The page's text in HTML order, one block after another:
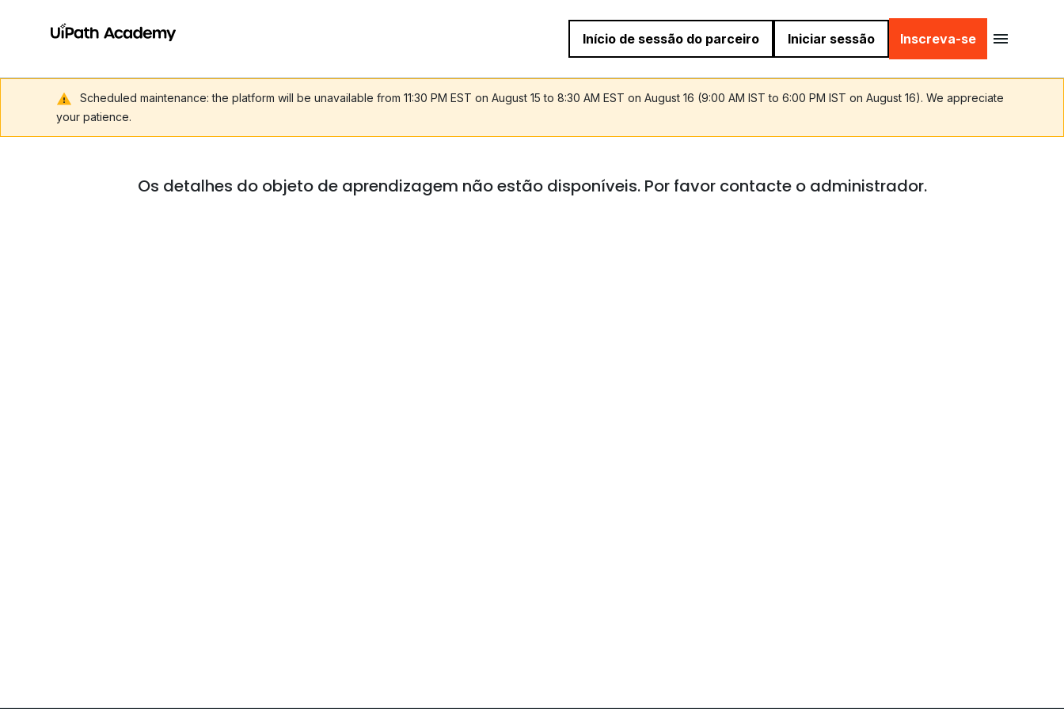
Início de sessão do parceiro Iniciar sessão Inscreva-se
Scheduled maintenance: the platform will be unavailable from 11:30 PM EST on August 15 to 8:30 AM EST on August 16 (9:00 AM IST to 6:00 PM IST on August 16). We appreciate
your patience.
Os detalhes do objeto de aprendizagem não estão disponíveis. Por favor contacte o administrador.